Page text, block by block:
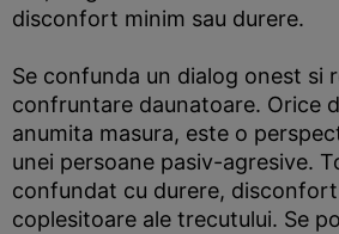
disconfort minim sau durere.
Se confunda un dialog onest si
confruntare daunatoare. Orice
anumita masura, este o
unei persoane pasiv-agresive.
confundat cu durere,
coplesitoare ale trecutului. Se